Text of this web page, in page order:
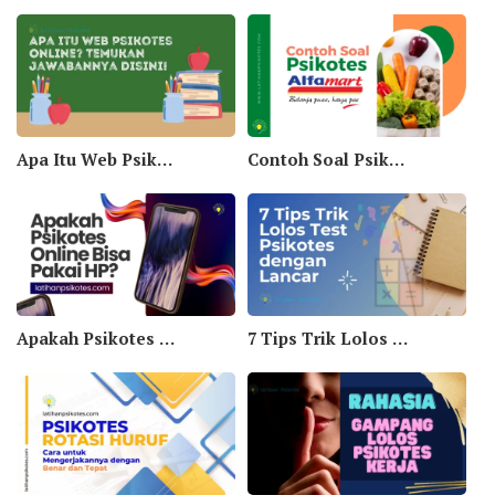
Apa Itu Web Psikotes Online? Temukan Jawabannya Disini! Contoh Soal Psikotes Alfamart Untuk Seleksi Calon Karyawan
Apakah Psikotes Online Bisa Pakai HP? Yuk Simak Penjelasannya Berikut Ini! 7 Tips Trik Lolos Test Psikotes dengan Lancar